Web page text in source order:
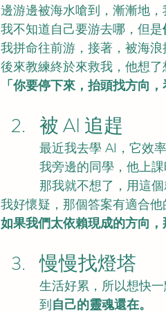
邊游邊被海水嗆到，漸漸地，
我不知道自己要游去哪，但是
我拼命往前游，接著，被海浪
後來教練終於來救我，他想了
「你要停下來，抬頭找方向
被 AI 追趕
最近我去學 AI，它效
我旁邊的同學，他上
那我就不想了，用這個
我好懷疑，那個答案有適合
如果我們太依賴現成的方向
慢慢找燈塔
生活好累，所以想快
到 自己的靈魂還在。